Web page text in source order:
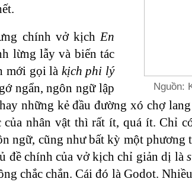
Nguồn:
chính vở kịchEn
lừng lẫy và biến tác
mới gọi là kịch phi lý
ngẩn, ngôn ngữ lập
những kẻ đầu đường xó chợ
nhân vật thì rất ít, quá ít. Chỉ
ngữ, cũng như bất kỳ một phương
đề chính của vở kịch chỉ giản dị là
chắc chắn. Cái đó là Godot.